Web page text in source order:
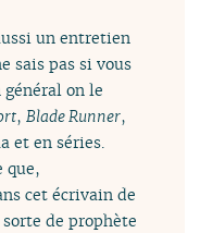
un entretien
sais pas si vous
on le
,Blade Runner,
et en séries.
que,
cet écrivain de
de prophète